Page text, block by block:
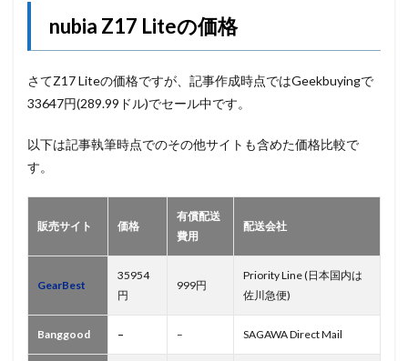
nubia Z17 Liteの価格
さてZ17 Liteの価格ですが、記事作成時点ではGeekbuyingで
33647円(289.99ドル)でセール中です。
以下は記事執筆時点でのその他サイトも含めた価格比較で
す。
販売サイト 価格
有償配送
費用
配送会社
GearBest
35954
円
999円
Priority Line (日本国内は
佐川急便)
Banggood – – SAGAWA Direct Mail